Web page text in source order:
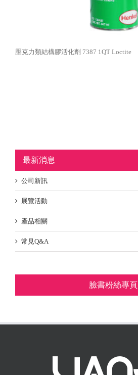
壓克力類結構膠活化劑 7387 1QT Loctite
最新消息
公司新訊
展覽活動
產品相關
常見Q&A
臉書粉絲專頁